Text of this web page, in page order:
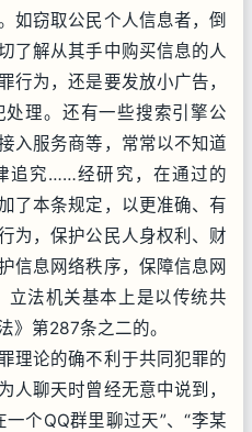
如窃取公民个人信息者，倒
了解从其手中购买信息的人
行为，还是要发放小广告，
理。还有一些搜索引擎公
入服务商等，常常以不知道
追究……经研究，在通过的
了本条规定，以更准确、有
为，保护公民人身权利、财
信息网络秩序，保障信息网
法机关基本上是以传统共
》第287条之二的。
理论的确不利于共同犯罪的
人聊天时曾经无意中说到，
个QQ群里聊过天”、“李某